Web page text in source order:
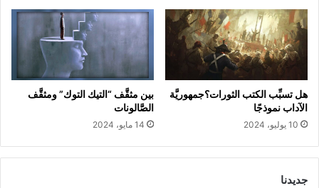
هل تسبِّب الكتب الثورات؟جمهوريَّة
الآداب نموذجًا
10 يوليو، 2024
بين مثقَّف “التيك التوك” ومثقَّف
الصَّالونات
14 مايو، 2024
جديدنا